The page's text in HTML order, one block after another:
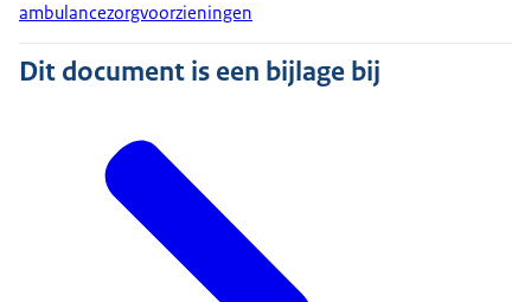
ambulancezorgvoorzieningen
Dit document is een bijlage bij